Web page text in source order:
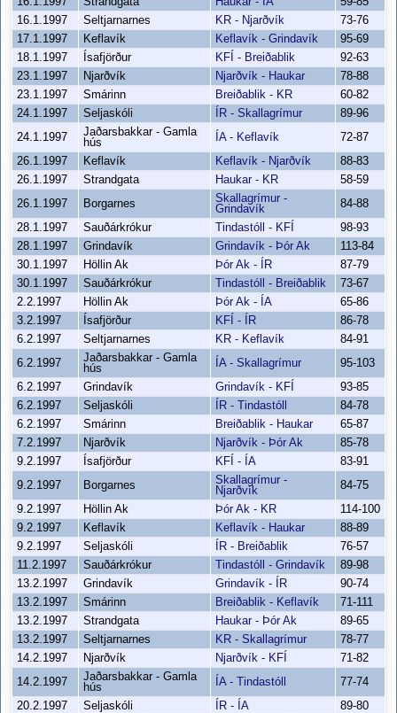
16.1.1997
Seltjarnarnes KR - Njarðvík
73-76
17.1.1997
Keflavík Keflavík - Grindavík
95-69
18.1.1997
Ísafjörður KFÍ - Breiðablik
92-63
23.1.1997
Njarðvík Njarðvík - Haukar
78-88
23.1.1997
Smárinn Breiðablik - KR
60-82
24.1.1997
Seljaskóli ÍR - Skallagrímur
89-96
24.1.1997
Jaðarsbakkar - Gamla
hús
ÍA - Keflavík
72-87
26.1.1997
Keflavík Keflavík - Njarðvík
88-83
26.1.1997
Strandgata Haukar - KR
58-59
26.1.1997
Borgarnes
Skallagrímur -
Grindavík
84-88
28.1.1997
Sauðárkrókur Tindastóll - KFÍ
98-93
28.1.1997
Grindavík Grindavík - Þór Ak
113-84
30.1.1997
Höllin Ak Þór Ak - ÍR
87-79
30.1.1997
Sauðárkrókur Tindastóll - Breiðablik
73-67
2.2.1997
Höllin Ak Þór Ak - ÍA
65-86
3.2.1997
Ísafjörður KFÍ - ÍR
86-78
6.2.1997
Seltjarnarnes KR - Keflavík
84-91
6.2.1997
Jaðarsbakkar - Gamla
hús
ÍA - Skallagrímur
95-103
6.2.1997
Grindavík Grindavík - KFÍ
93-85
6.2.1997
Seljaskóli ÍR - Tindastóll
84-78
6.2.1997
Smárinn Breiðablik - Haukar
65-87
7.2.1997
Njarðvík Njarðvík - Þór Ak
85-78
9.2.1997
Ísafjörður KFÍ - ÍA
83-91
9.2.1997
Borgarnes
Skallagrímur -
Njarðvík
84-75
9.2.1997
Höllin Ak Þór Ak - KR
114-100
9.2.1997
Keflavík Keflavík - Haukar
88-89
9.2.1997
Seljaskóli ÍR - Breiðablik
76-57
11.2.1997
Sauðárkrókur Tindastóll - Grindavík
89-98
13.2.1997
Grindavík Grindavík - ÍR
90-74
13.2.1997
Smárinn Breiðablik - Keflavík
71-111
13.2.1997
Strandgata Haukar - Þór Ak
89-65
13.2.1997
Seltjarnarnes KR - Skallagrímur
78-77
14.2.1997
Njarðvík Njarðvík - KFÍ
71-82
14.2.1997
Jaðarsbakkar - Gamla
hús
ÍA - Tindastóll
77-74
20.2.1997
Seljaskóli ÍR - ÍA
89-80